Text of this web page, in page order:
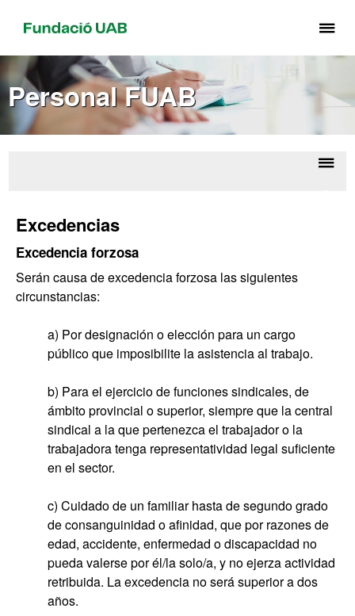
el
Personal FUAB
Excedencias
Excedencia forzosa
Serán causa de excedencia forzosa las siguientes
circunstancias:
a) Por designación o elección para un cargo
público que imposibilite la asistencia al trabajo.
b) Para el ejercicio de funciones sindicales, de
ámbito provincial o superior, siempre que la central
sindical a la que pertenezca el trabajador o la
trabajadora tenga representatividad legal suficiente
en el sector.
c) Cuidado de un familiar hasta de segundo grado
de consanguinidad o afinidad, que por razones de
edad, accidente, enfermedad o discapacidad no
pueda valerse por él/la solo/a, y no ejerza actividad
retribuida. La excedencia no será superior a dos
años.